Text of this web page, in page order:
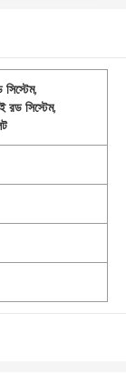
সিস্টেম,
রড সিস্টেম,